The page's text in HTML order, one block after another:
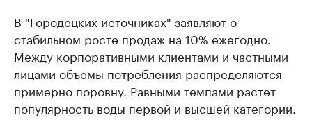
В "Городецких источниках" заявляют о
стабильном росте продаж на 10% ежегодно.
Между корпоративными клиентами и частными
лицами объемы потребления распределяются
примерно поровну. Равными темпами растет
популярность воды первой и высшей категории.